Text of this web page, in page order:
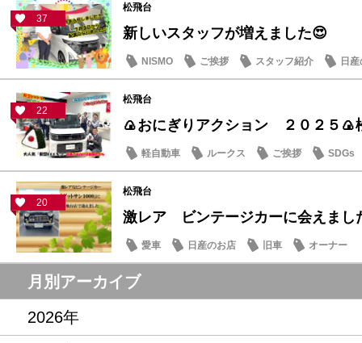
37
松飛台
新しいスタッフが増えました😍
NISMO ご挨拶 スタッフ紹介 日
22
松飛台
🍙おにぎりアクション ２０２５🍙
軽自動車 ルークス ご挨拶 SDGs
20
松飛台
激レア ビンテージカーに会えまし
愛車 日産のお店 旧車 オーナー
月別アーカイブ
2026年